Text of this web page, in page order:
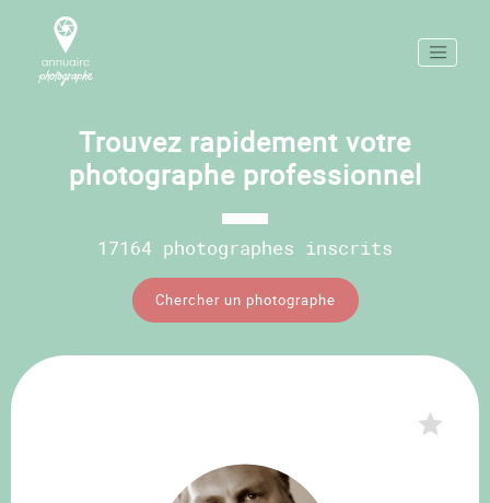
Trouvez rapidement votre
photographe professionnel
17164 photographes inscrits
Chercher un photographe